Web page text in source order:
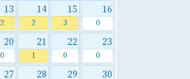
13
2
14
2
15
3
16
0
20
0
21
1
22
0
23
0
27 28 29 30